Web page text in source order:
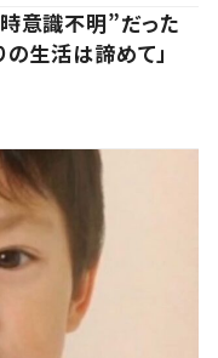
意識不明”だった
生活は諦めて」